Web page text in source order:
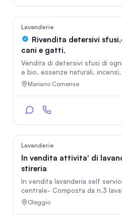
Lavanderie
Rivendita detersivi
cani e gatti,
Vendita di detersivi sfusi di
e bio, essenze naturali,
ambienti, food cane e gatto
Mariano Comense
Lavanderie
In vendita attivita' di
stireria
In vendita lavanderia self
centrale- Composta da n.3
essicatoi lavenda anno 2013
gettoni 1 sistema di
Oleggio